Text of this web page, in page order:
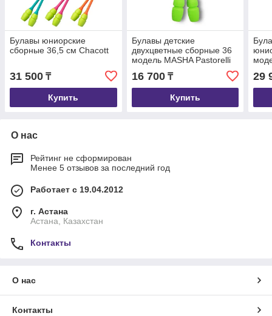
Булавы юниорские
сборные 36,5 см Chacott
31 500 ₸
Купить
Булавы детские
двухцветные сборные 36
модель MASHA Pastorelli
16 700₸
Купить
29
О нас
Рейтинг не сформирован
Менее 5 отзывов за последний год
Работает с 19.04.2012
г. Астана
Астана, Казахстан
Контакты
О нас
Контакты